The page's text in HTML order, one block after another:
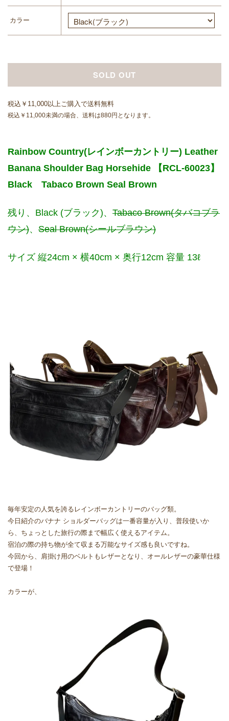
カラー
SOLD OUT
税込￥11,000以上ご購入で送料無料
税込￥11,000未満の場合、送料は880円となります。
Rainbow Country(レインボーカントリー) Leather
Banana Shoulder Bag Horsehide 【RCL-60023】
Black Tabaco Brown Seal Brown
残り、Black (ブラック)、 Tabaco Brown(タバコブラ
ウン)、 Seal Brown(シールブラウン)
サイズ 縦24cm × 横40cm × 奥行12cm 容量 13ℓ
毎年安定の人気を誇るレインボーカントリーのバッグ類。
今日紹介のバナナ ショルダーバッグは一番容量が入り、普段使いか
ら、ちょっとした旅行の際まで幅広く使えるアイテム。
宿泊の際の持ち物が全て収まる万能なサイズ感も良いですね。
今回から、肩掛け用のベルトもレザーとなり、オールレザーの豪華仕様
で登場！
カラーが、